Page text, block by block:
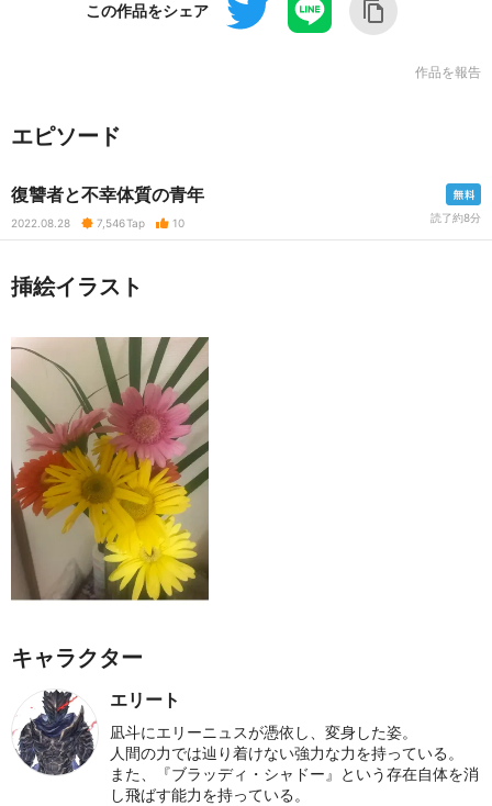
この作品をシェア
作品を報告
エピソード
復讐者と不幸体質の青年
2022.08.28 7,546Tap 10 読了約8分
挿絵イラスト
キャラクター
エリート
凪斗にエリーニュスが憑依し、変身した姿。
人間の力では辿り着けない強力な力を持っている。
また、『ブラッディ・シャドー』という存在自体を消
し飛ばす能力を持っている。